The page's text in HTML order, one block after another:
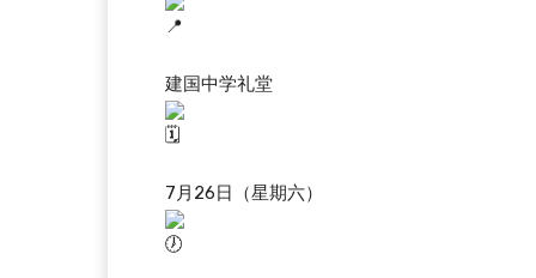
建国中学礼堂
7月26日（星期六）